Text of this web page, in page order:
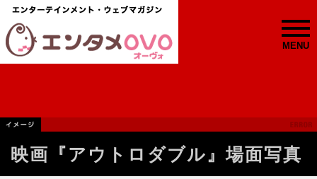
MENU
映画『アウトロダブル』場面写真